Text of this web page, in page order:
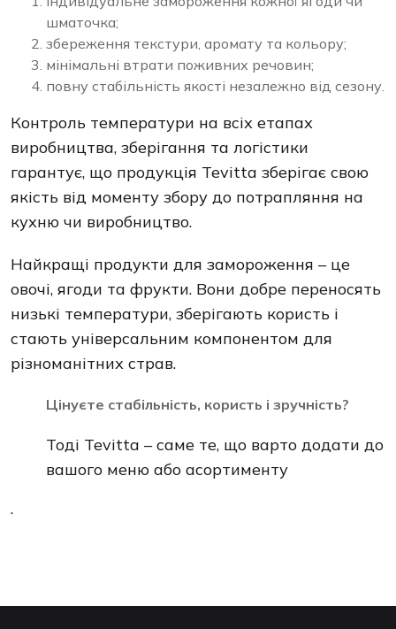
шматочка;
збереження текстури, аромату та кольору;
мінімальні втрати поживних речовин;
повну стабільність якості незалежно від сезону.
Контроль температури на всіх етапах
виробництва, зберігання та логістики
гарантує, що продукція Tevitta зберігає свою
якість від моменту збору до потрапляння на
кухню чи виробництво.
Найкращі продукти для замороження – це
овочі, ягоди та фрукти. Вони добре переносять
низькі температури, зберігають користь і
стають універсальним компонентом для
різноманітних страв.
Цінуєте стабільність, користь і зручність?
Тоді Tevitta – саме те, що варто додати до
вашого меню або асортименту
.